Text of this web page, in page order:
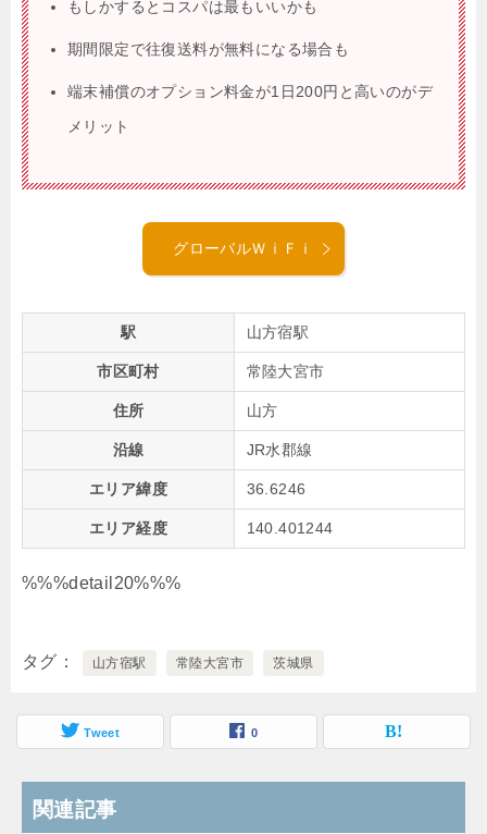
もしかするとコスパは最もいいかも
期間限定で往復送料が無料になる場合も
端末補償のオプション料金が1日200円と高いのがデ
メリット
グローバルＷｉＦｉ
駅 山方宿駅
市区町村 常陸大宮市
住所 山方
沿線 JR水郡線
エリア緯度 36.6246
エリア経度 140.401244
%%%detail20%%%
タグ 山方宿駅 常陸大宮市 茨城県
Tweet 0
関連記事